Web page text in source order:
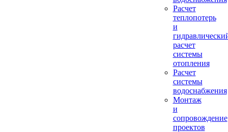
Расчет
теплопотерь
и
расчет
системы
отопления
Расчет
системы
водоснабжения
Монтаж
и
сопровождение
проектов